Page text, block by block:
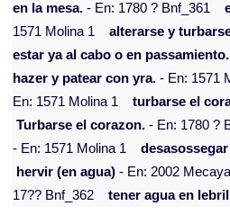
en la mesa. - En: 1780 ? Bnf_361
1571 Molina 1
alterarse y
estar ya al cabo o en passamiento.
hazer y patear con yra. - En: 1571
En: 1571 Molina 1
turbarse el
Turbarse el corazon. - En: 1780 ?
- En: 1571 Molina 1
hervir (en agua) - En: 2002
17?? Bnf_362
tener agua en